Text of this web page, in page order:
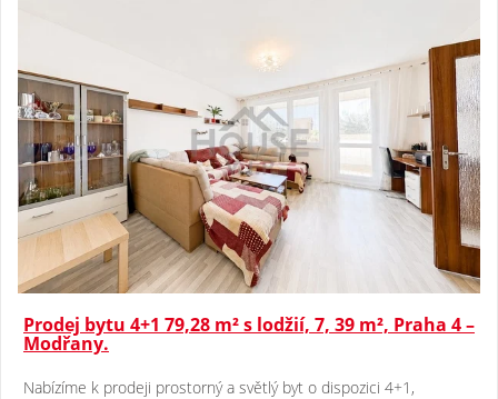
Prodej bytu 4+1 79,28 m² s lodžií, 7, 39 m², Praha 4 –
Modřany.
Nabízíme k prodeji prostorný a světlý byt o dispozici 4+1,